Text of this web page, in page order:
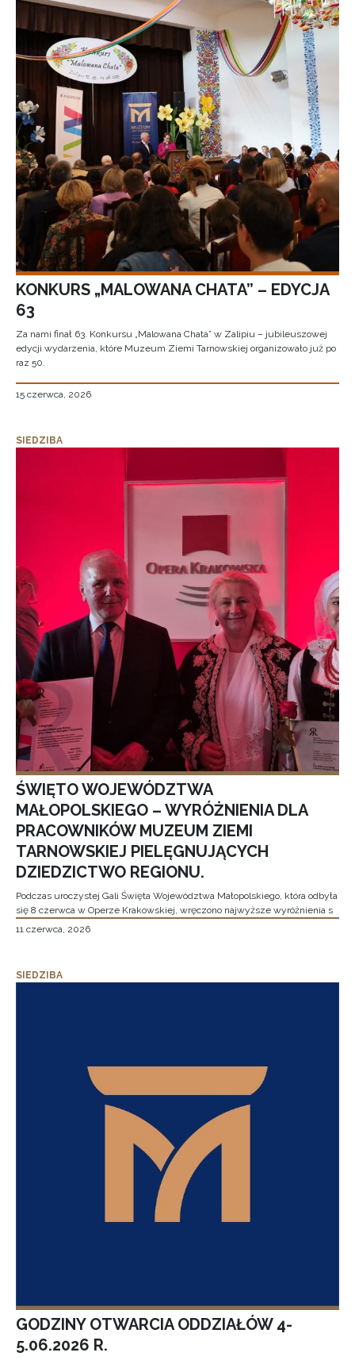
KONKURS „MALOWANA CHATA” – EDYCJA
63
Za nami finał 63. Konkursu „Malowana Chata” w Zalipiu – jubileuszowej
edycji wydarzenia, które Muzeum Ziemi Tarnowskiej organizowało już po
raz 50.
15 czerwca, 2026
SIEDZIBA
ŚWIĘTO WOJEWÓDZTWA
MAŁOPOLSKIEGO – WYRÓŻNIENIA DLA
PRACOWNIKÓW MUZEUM ZIEMI
TARNOWSKIEJ PIELĘGNUJĄCYCH
DZIEDZICTWO REGIONU.
Podczas uroczystej Gali Święta Województwa Małopolskiego, która odbyła
się 8 czerwca w Operze Krakowskiej, wręczono najwyższe wyróżnienia s
11 czerwca, 2026
SIEDZIBA
GODZINY OTWARCIA ODDZIAŁÓW 4-
5.06.2026 R.